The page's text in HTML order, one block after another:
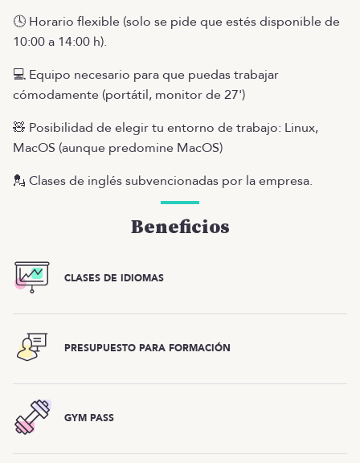
🕓 Horario flexible (solo se pide que estés disponible de
10:00 a 14:00 h).
💻 Equipo necesario para que puedas trabajar
cómodamente (portátil, monitor de 27')
🧸 Posibilidad de elegir tu entorno de trabajo: Linux,
MacOS (aunque predomine MacOS)
💂 Clases de inglés subvencionadas por la empresa.
Beneficios
CLASES DE IDIOMAS
PRESUPUESTO PARA FORMACIÓN
GYM PASS